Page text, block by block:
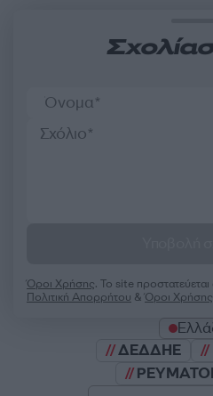
Όροι Χρήσης. Το site
Πολιτική Απορρήτου &Όροι Χρήσης
ΔΕΔΔΗΕ